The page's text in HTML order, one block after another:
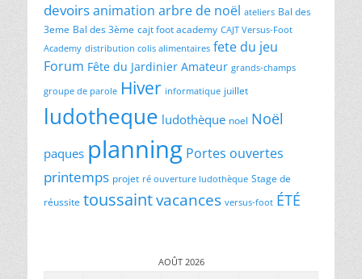
devoirsanimation arbre de noël ateliers Bal des
3eme Bal des 3ème cajt foot academy CAJT Versus-Foot
Academy distribution colis alimentaires fete du jeu
Forum Fête du Jardinier Amateur grands-champs
groupe de parole Hiver informatique juillet
ludotheque ludothèque noel Noël
paques planning Portes ouvertes
printemps projet ré ouverture ludothèque Stage de
réussite toussaintvacances versus-foot ÉTÉ
AOÛT 2026